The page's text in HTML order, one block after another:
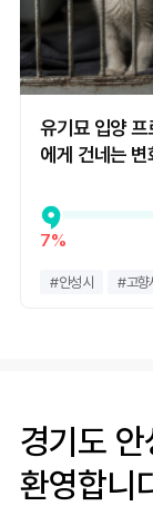
다.
어디서 해야 할
이 쉽지 않을 뿐
"고양이는 적응
"중성화 수술과
"병원비는 얼마
동물을 사랑하
에서, 많은 유기
유기묘 입양
에게 건네는 변
7%
#안성시 #고향
경기도
환영합니